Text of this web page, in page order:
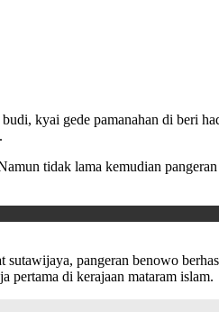
kyai gede pamanahan di beri
tidak lama kemudian
pangeran benowo
pertama di kerajaan mataram islam.